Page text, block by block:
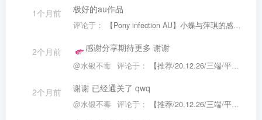
1个月前 极好的au作品
评论于： 【Pony infection AU】小蝶与萍琪的感染世界生存法则
2个月前 感谢分享期待更多 谢谢
@水银不毒 评论于： 【推荐/20.12.26/三端/平台】北欧之风的暖炉夜 Nordic Wind’s HWE
2个月前 谢谢 已经通关了 qwq
@水银不毒 评论于： 【推荐/20.12.26/三端/平台】北欧之风的暖炉夜 Nordic Wind’s HWE